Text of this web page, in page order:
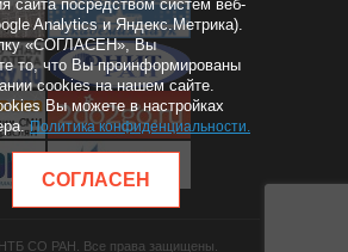
СО РАН. Все права защищены.
сайта посредством систем веб-
Analytics и Яндекс.Метрика).
«СОГЛАСЕН», Вы
то, что Вы проинформированы
cookies на нашем сайте.
Вы можете в настройках
Политика конфиденциальности.
СОГЛАСЕН